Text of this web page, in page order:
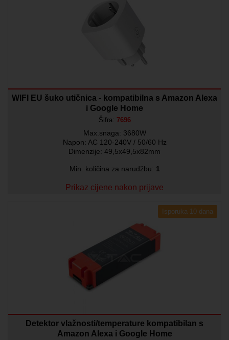
WIFI EU šuko utičnica - kompatibilna s Amazon Alexa
i Google Home
Šifra: 7696
Max.snaga: 3680W
Napon: AC 120-240V / 50/60 Hz
Dimenzije: 49,5x49,5x82mm
Min. količina za narudžbu: 1
Prikaz cijene nakon prijave
Isporuka 10 dana
Detektor vlažnosti/temperature kompatibilan s
Amazon Alexa i Google Home